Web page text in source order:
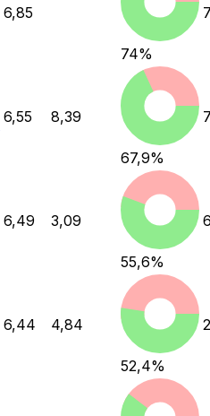
6,85
74%
6,55 8,39
67,9%
6,49 3,09
55,6%
6,44 4,84
52,4%